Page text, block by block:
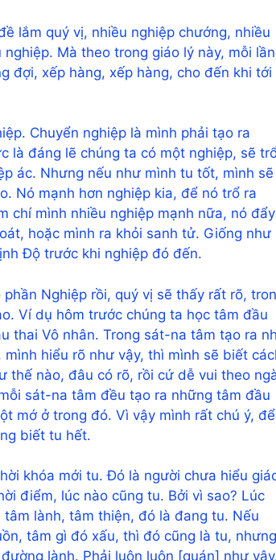
lắm quý vị, nhiều nghiệp chướng, nhiều
Mà theo trong giáo lý này, mỗi lần
đợi, xếp hàng, xếp hàng, cho đến khi tới
Chuyển nghiệp là mình phải tạo ra
là đáng lẽ chúng ta có một nghiệp, sẽ
ác. Nhưng nếu như mình tu tốt, mình sẽ
Nó mạnh hơn nghiệp kia, để nó trổ ra
chí mình nhiều nghiệp mạnh nữa, nó đẩy
hoặc mình ra khỏi sanh tử. Giống như
Độ trước khi nghiệp đó đến.
Nghiệp rồi, quý vị sẽ thấy rất rõ,
Ví dụ hôm trước chúng ta học tâm đầu
thai Vô nhân. Trong sát-na tâm tạo ra
hiểu rõ như vậy, thì mình sẽ biết
thế nào, đâu có rõ, rồi cứ dễ vui theo
sát-na tâm đều tạo ra những tâm đầu
mớ ở trong đó. Vì vậy mình rất chú ý,
biết tu hết.
khóa mới tu. Đó là người chưa hiểu
điểm, lúc nào cũng tu. Bởi vì sao? Lúc
lành, tâm thiện, đó là đang tu. Nếu
tâm gì đó xấu, thì đó cũng là tu, nhưng
lành. Phải luôn luôn [quán] như